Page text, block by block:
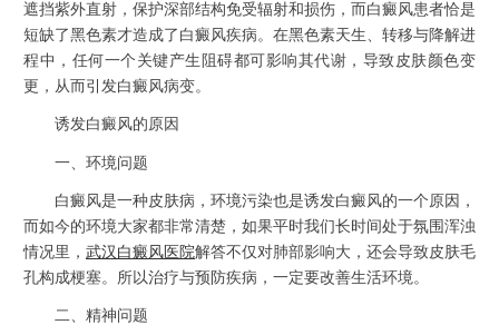
遮挡紫外直射，保护深部结构免受辐射和损伤，而白癜风患者恰是
短缺了黑色素才造成了白癜风疾病。在黑色素天生、转移与降解进
程中，任何一个关键产生阻碍都可影响其代谢，导致皮肤颜色变
更，从而引发白癜风病变。
诱发白癜风的原因
一、环境问题
白癜风是一种皮肤病，环境污染也是诱发白癜风的一个原因，
而如今的环境大家都非常清楚，如果平时我们长时间处于氛围浑浊
情况里， 武汉白癜风医院解答不仅对肺部影响大，还会导致皮肤毛
孔构成梗塞。所以治疗与预防疾病，一定要改善生活环境。
二、精神问题